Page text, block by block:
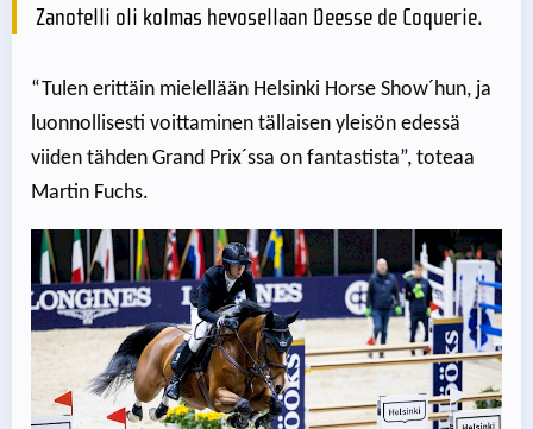
Zanotelli oli kolmas hevosellaan Deesse de Coquerie.
“Tulen erittäin mielellään Helsinki Horse Show´hun, ja
luonnollisesti voittaminen tällaisen yleisön edessä
viiden tähden Grand Prix´ssa on fantastista”, toteaa
Martin Fuchs.